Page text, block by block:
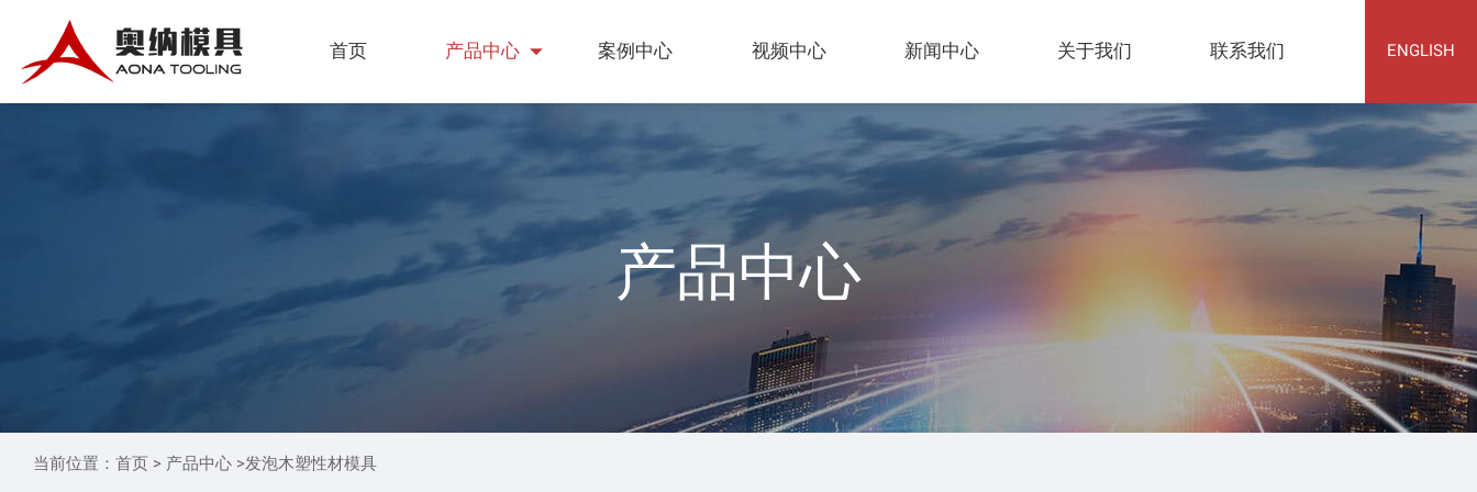
首页 产品中心 案例中心 视频中心 新闻中心 关于我们 联系我们 ENGLISH
产品中心
当前位置： 首页 > 产品中心 >发泡木塑性材模具